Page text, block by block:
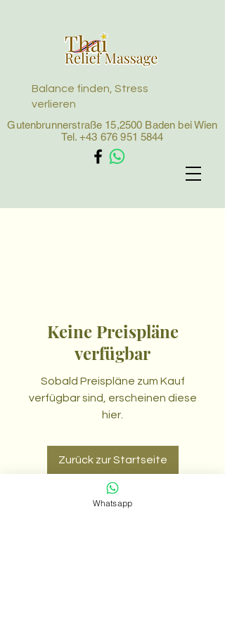
Gutenbrunnerstraße 15,2500 Baden bei Wien
Tel.+43 676 951 5844
Balance finden, Stress
verlieren
Keine Preispläne
verfügbar
Sobald Preispläne zum Kauf
verfügbar sind, erscheinen diese
hier.
Zurück zur Startseite
Whatsapp